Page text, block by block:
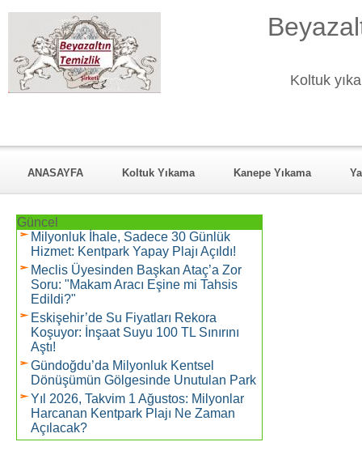
Koltuk
ANASAYFA Koltuk Yıkama Kanepe Yıkama
Güncel
Milyonluk İhale, Sadece 30 Günlük
Hizmet: Kentpark Yapay Plajı Açıldı!
Meclis Üyesinden Başkan Ataç’a Zor
Soru: "Makam Aracı Eşine mi Tahsis
Edildi?"
Eskişehir’de Su Fiyatları Rekora
Koşuyor: İnşaat Suyu 100 TL Sınırını
Aştı!
Gündoğdu’da Milyonluk Kentsel
Dönüşümün Gölgesinde Unutulan Park
Yıl 2026, Takvim 1 Ağustos: Milyonlar
Harcanan Kentpark Plajı Ne Zaman
Açılacak?